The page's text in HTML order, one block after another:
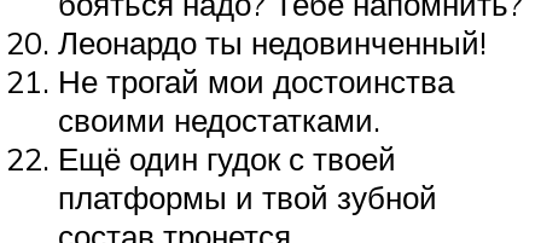
Леонардо ты недовинченный!
Не трогай мои достоинства
своими недостатками.
Ещё один гудок с твоей
платформы и твой зубной